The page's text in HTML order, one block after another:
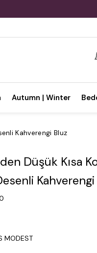
Autumn | Winter
Kahverengi Bluz
Düşük Kısa
MODEST